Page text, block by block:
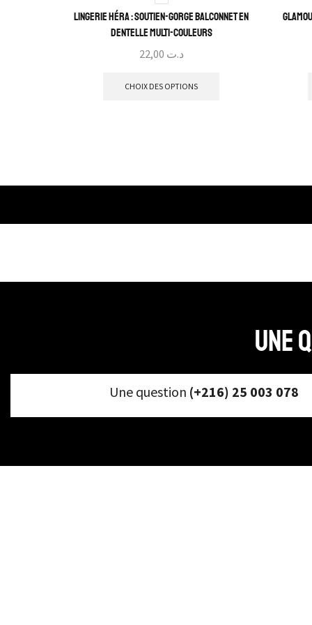
Lingerie Héra : Soutien-gorge Balconnet en
Dentelle Multi-Couleurs
د.ت
CHOIX DES OPTIONS
Une
Une question (+216) 25 003 078